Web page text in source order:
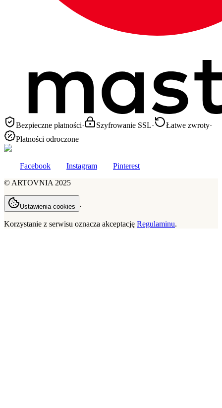
Bezpieczne płatności· Szyfrowanie SSL· Łatwe zwroty·
Płatności odroczone
Facebook Instagram
Pinterest
© ARTOVNIA 2025
Ustawienia cookies ·
Korzystanie z serwisu oznacza akceptację Regulaminu.